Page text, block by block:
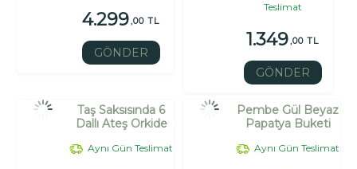
4.299,00 TL
GÖNDER
Teslimat
1.349,00 TL
GÖNDER
Taş Saksısında 6
Dallı Ateş Orkide
Aynı Gün Teslimat
Pembe Gül Beyaz
Papatya Buketi
Aynı Gün Teslimat